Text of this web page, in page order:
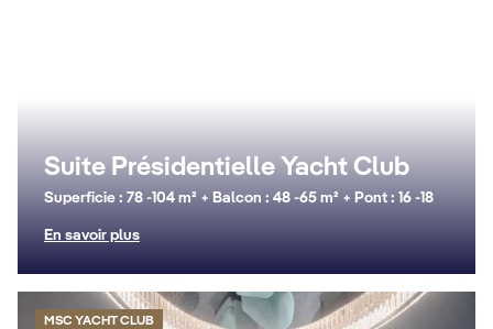
Suite Présidentielle Yacht Club
Superficie : 78 -104 m² + Balcon : 48 -65 m² + Pont : 16 -18
En savoir plus
MSC YACHT CLUB